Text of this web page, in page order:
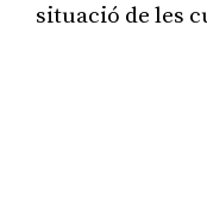
situació de les